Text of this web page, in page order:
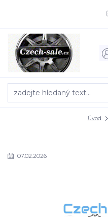
Úvod
07.02.2026